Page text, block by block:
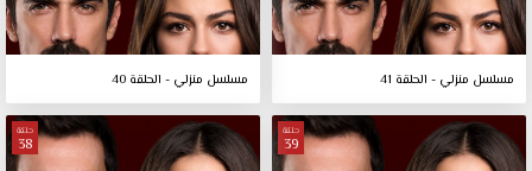
مسلسل منزلي - الحلقة 41 مسلسل منزلي - الحلقة 40
حلقة
39
حلقة
38